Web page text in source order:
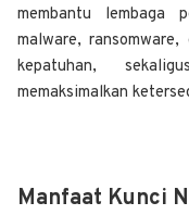
membantu lembaga
malware,
kepatuhan,
memaksimalkan
Manfaat Kunci